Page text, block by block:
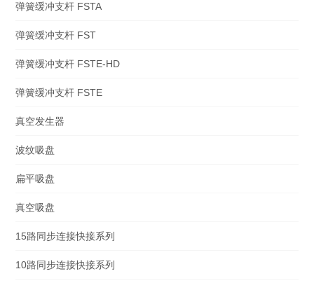
弹簧缓冲支杆 FSTA
弹簧缓冲支杆 FST
弹簧缓冲支杆 FSTE-HD
弹簧缓冲支杆 FSTE
真空发生器
波纹吸盘
扁平吸盘
真空吸盘
15路同步连接快接系列
10路同步连接快接系列